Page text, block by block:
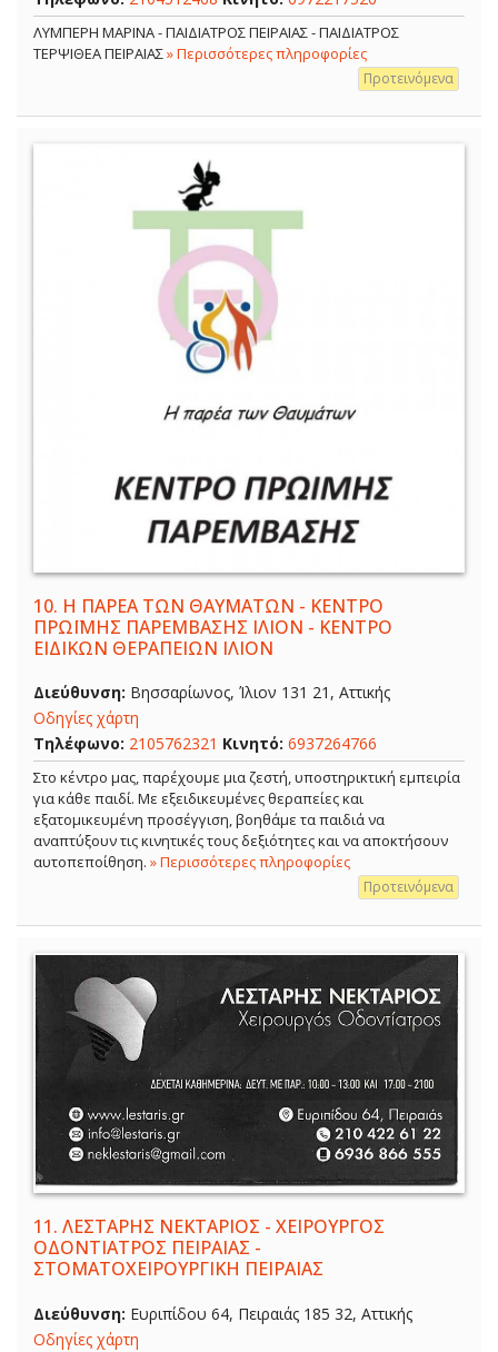
ΛΥΜΠΕΡΗ ΜΑΡΙΝΑ - ΠΑΙΔΙΑΤΡΟΣ ΠΕΙΡΑΙΑΣ - ΠΑΙΔΙΑΤΡΟΣ
ΤΕΡΨΙΘΕΑ ΠΕΙΡΑΙΑΣ» Περισσότερες πληροφορίες
Προτεινόμενα
10. Η ΠΑΡΕΑ ΤΩΝ ΘΑΥΜΑΤΩΝ - ΚΕΝΤΡΟ
ΠΡΩΪΜΗΣ ΠΑΡΕΜΒΑΣΗΣ ΙΛΙΟΝ - ΚΕΝΤΡΟ
ΕΙΔΙΚΩΝ ΘΕΡΑΠΕΙΩΝ ΙΛΙΟΝ
Διεύθυνση: Βησσαρίωνος, Ίλιον 131 21, Αττικής
Οδηγίες χάρτη
Τηλέφωνο: 2105762321 Κινητό: 6937264766
Στο κέντρο μας, παρέχουμε μια ζεστή, υποστηρικτική εμπειρία
για κάθε παιδί. Με εξειδικευμένες θεραπείες και
εξατομικευμένη προσέγγιση, βοηθάμε τα παιδιά να
αναπτύξουν τις κινητικές τους δεξιότητες και να αποκτήσουν
αυτοπεποίθηση. » Περισσότερες πληροφορίες
Προτεινόμενα
11. ΛΕΣΤΑΡΗΣ ΝΕΚΤΑΡΙΟΣ - ΧΕΙΡΟΥΡΓΟΣ
ΟΔΟΝΤΙΑΤΡΟΣ ΠΕΙΡΑΙΑΣ -
ΣΤΟΜΑΤΟΧΕΙΡΟΥΡΓΙΚΗ ΠΕΙΡΑΙΑΣ
Διεύθυνση: Ευριπίδου 64, Πειραιάς 185 32, Αττικής
Οδηγίες χάρτη